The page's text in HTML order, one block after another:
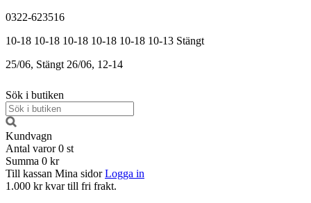
0322-623516
10-18 10-18 10-18 10-18 10-18 10-13 Stängt
25/06, Stängt 26/06, 12-14
Sök i butiken
Kundvagn
Antal varor 0 st
Summa 0 kr
Till kassan Mina sidor Logga in
1.000 kr kvar till fri frakt.